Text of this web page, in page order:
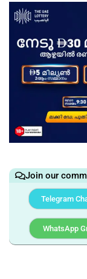
Join our
Telegram
WhatsApp